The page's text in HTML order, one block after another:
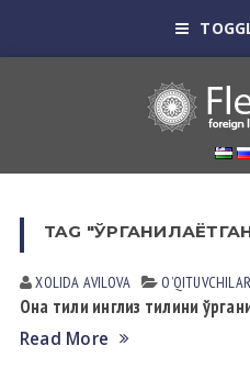
TAG
XOLIDA АVILOVА
Она тили инглиз тилини
Read More